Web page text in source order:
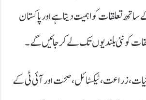
تعلقات کو اہمیت دیتا ہے اور پاکستان
کو نئی بلندیوں تک لے کر جائیں گے۔
زراعت، ٹیکسٹائل، صحت اور آئی ٹی کے